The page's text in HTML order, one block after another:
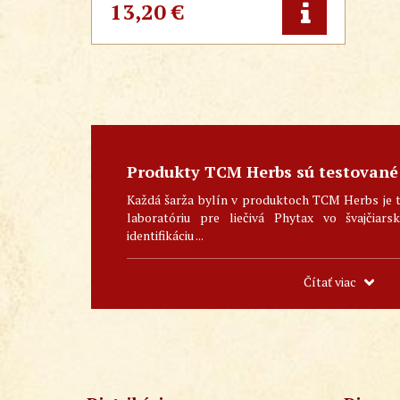
zmenšuje opuchy, regeneruje a relaxuje
šľachy a svaly, ale aj na nádchu, kašeľ u
malých detí - v 25 alebo 50 ml balení -
13,20€
Produkty TCM Herbs sú testované
Každá šarža bylín v produktoch TCM Herbs je
laboratóriu pre liečivá Phytax vo
identifikáciu ...
Čítať viac